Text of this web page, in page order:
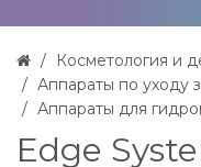
Косметология и
Аппараты по уходу
Аппараты для
Edge